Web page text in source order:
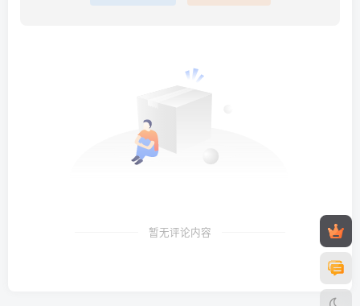
暂无评论内容